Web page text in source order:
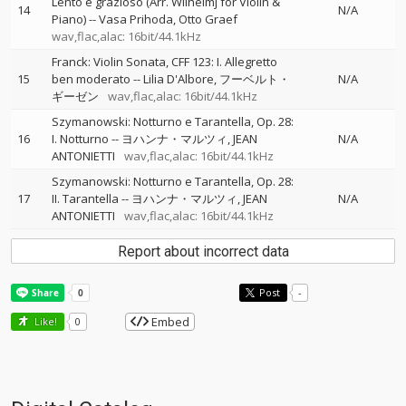
14
Piano)--Vasa Prihoda Otto Graef
wav,flac,alac: 16bit/44.1kHz
N/A
15
Franck: Violin Sonata, CFF 123: I. Allegretto
ben moderato --Lilia D'Albore フーベルト・
ギーゼン
wav,flac,alac: 16bit/44.1kHz
N/A
16
Szymanowski: Notturno e Tarantella, Op. 28:
I. Notturno -- ヨハンナ・マルツィ JEAN
ANTONIETTI
wav,flac,alac: 16bit/44.1kHz
N/A
17
Szymanowski: Notturno e Tarantella, Op. 28:
II. Tarantella -- ヨハンナ・マルツィ JEAN
ANTONIETTI
wav,flac,alac: 16bit/44.1kHz
N/A
Report about incorrect data
Post -
Like! 0 Embed